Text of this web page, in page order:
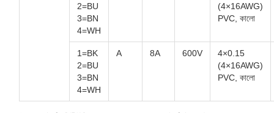
2=BU
3=BN
4=WH
(4×16AWG)
PVC, কালো
1=BK
2=BU
3=BN
4=WH
A 8A 600V
4×0.15
(4×16AWG)
PVC, কালো